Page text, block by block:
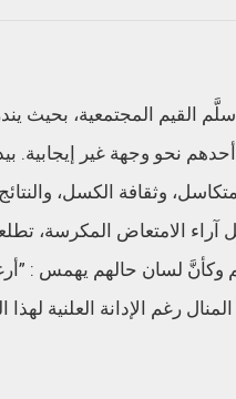
سلَّم القيم المجتمعية، بحيث
نحو وجهة غير يجابية.
، وثقافة الكسل،
آراء الامتعاض المكرسة،
وكأنَّ لسان حالهم يهمس :
رغم الإدانة العلنية لهذا